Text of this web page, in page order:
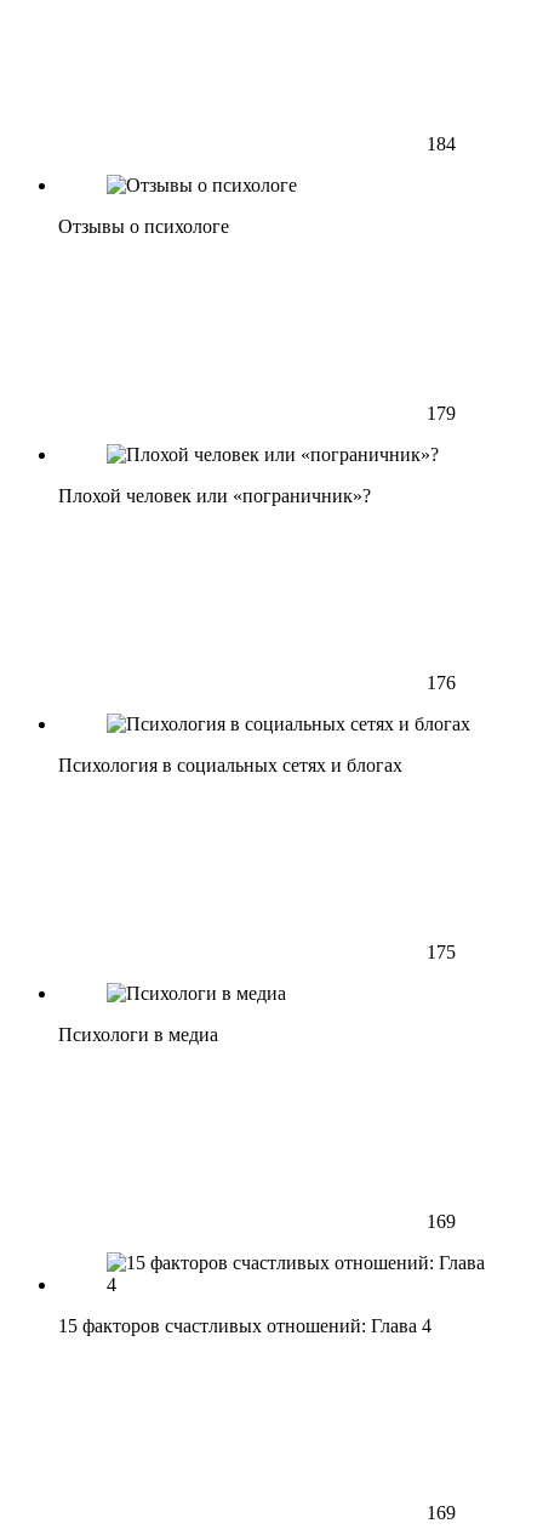
184
Отзывы о психологе
179
Плохой человек или «пограничник»?
176
Психология в социальных сетях и блогах
175
Психологи в медиа
169
15 факторов счастливых отношений: Глава 4
169